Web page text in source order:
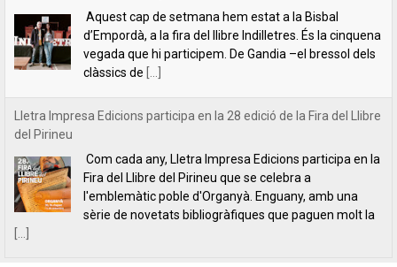
Aquest cap de setmana hem estat a la Bisbal
d’Empordà, a la fira del llibre Indilletres. És la cinquena
vegada que hi participem. De Gandia –el bressol dels
clàssics de
Lletra Impresa Edicions participa en la 28 edició de la Fira del Llibre
del Pirineu
Com cada any, Lletra Impresa Edicions participa en la
Fira del Llibre del Pirineu que se celebra a
l'emblemàtic poble d'Organyà. Enguany, amb una
sèrie de novetats bibliogràfiques que paguen molt la